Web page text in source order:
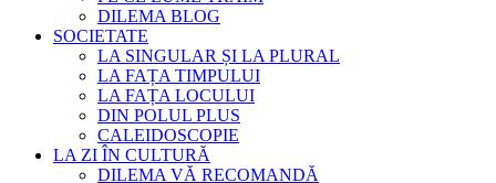
DILEMA BLOG
SOCIETATE
LA SINGULAR ȘI LA PLURAL
LA FAȚA TIMPULUI
LA FAȚA LOCULUI
DIN POLUL PLUS
CALEIDOSCOPIE
LA ZI ÎN CULTURĂ
DILEMA VĂ RECOMANDĂ